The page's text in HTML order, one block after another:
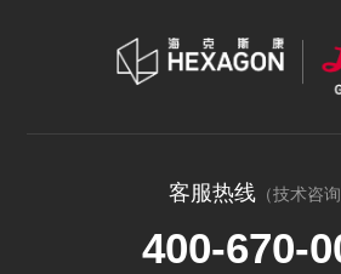
客服热线 （技术咨询
400-670-